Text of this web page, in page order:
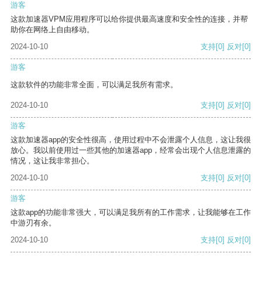
游客
这款加速器VPM应用程序可以给你提供最高速度和安全性的连接，并帮
助你在网络上自由移动。
2024-10-10
支持[0] 反对[0]
游客
这款软件的功能非常全面，可以满足我所有需求。
2024-10-10 支持[0] 反对[0]
游客
这款加速器app的安全性很高，使用过程中不会泄露个人信息，这让我很
放心。我以前使用过一些其他的加速器app，经常会出现个人信息泄露的
情况，这让我非常担心。
2024-10-10
支持[0] 反对[0]
游客
这款app的功能非常强大，可以满足我所有的工作需求，让我能够在工作
中游刃有余。
2024-10-10
支持[0] 反对[0]